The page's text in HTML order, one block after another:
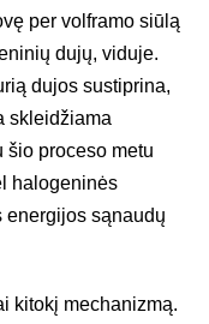
per volframo siūlą
dujų, viduje.
dujos sustiprina,
skleidžiama
šio proceso metu
halogeninės
energijos sąnaudų
kitokį mechanizmą.